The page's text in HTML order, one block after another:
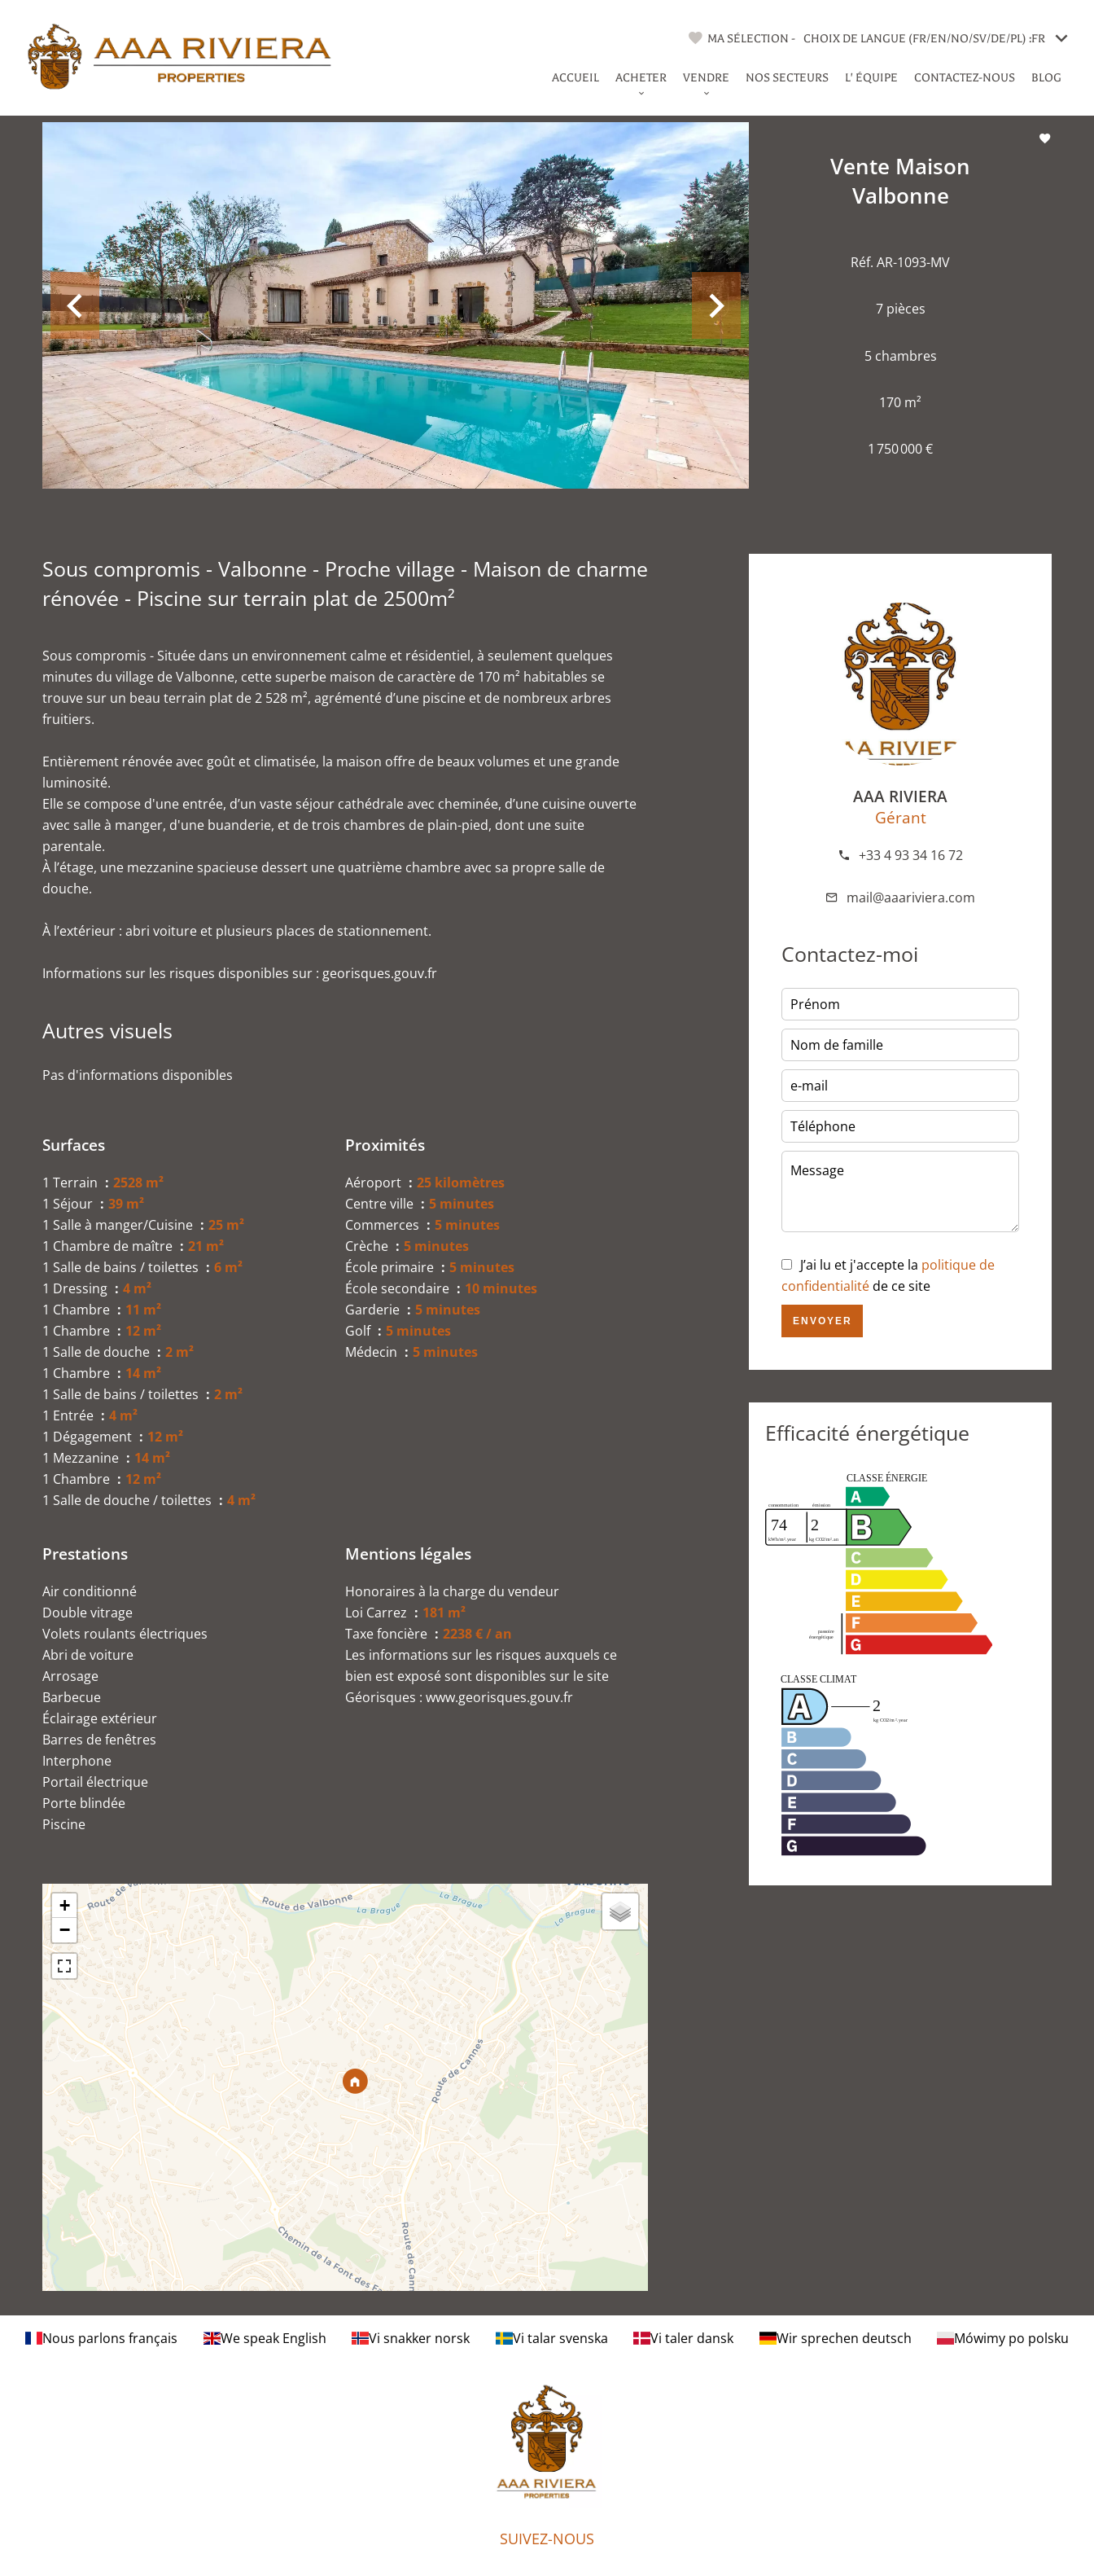
MA SÉLECTION - CHOIX DE LANGUE (FR/EN/NO/SV/DE/PL) :FR
ACCUEIL ACHETER VENDRE NOS SECTEURS L' ÉQUIPE CONTACTEZ-NOUS BLOG
Vente Maison
Valbonne
Réf. AR-1093-MV
7 pièces
5 chambres
170 m²
1 750 000 €
Sous compromis - Valbonne - Proche village - Maison de charme
rénovée - Piscine sur terrain plat de 2500m²
Sous compromis - Située dans un environnement calme et résidentiel, à seulement quelques
minutes du village de Valbonne, cette superbe maison de caractère de 170 m² habitables se
trouve sur un beau terrain plat de 2 528 m², agrémenté d’une piscine et de nombreux arbres
fruitiers.
Entièrement rénovée avec goût et climatisée, la maison offre de beaux volumes et une grande
luminosité.
Elle se compose d'une entrée, d’un vaste séjour cathédrale avec cheminée, d’une cuisine ouverte
avec salle à manger, d'une buanderie, et de trois chambres de plain-pied, dont une suite
parentale.
À l’étage, une mezzanine spacieuse dessert une quatrième chambre avec sa propre salle de
douche.
À l’extérieur : abri voiture et plusieurs places de stationnement.
Informations sur les risques disponibles sur : georisques.gouv.fr
Autres visuels
Pas d'informations disponibles
Surfaces
1 Terrain
2528 m²
1 Séjour
39 m²
1 Salle à manger/Cuisine
25 m²
1 Chambre de maître
21 m²
1 Salle de bains / toilettes
6 m²
1 Dressing
4 m²
1 Chambre
11 m²
1 Chambre
12 m²
1 Salle de douche
2 m²
1 Chambre
14 m²
1 Salle de bains / toilettes
2 m²
1 Entrée
4 m²
1 Dégagement
12 m²
1 Mezzanine
14 m²
1 Chambre
12 m²
1 Salle de douche / toilettes
4 m²
Proximités
Aéroport
25 kilomètres
Centre ville
5 minutes
Commerces
5 minutes
Crèche
5 minutes
École primaire
5 minutes
École secondaire
10 minutes
Garderie
5 minutes
Golf
5 minutes
Médecin
5 minutes
Prestations
Air conditionné
Double vitrage
Volets roulants électriques
Abri de voiture
Arrosage
Barbecue
Éclairage extérieur
Barres de fenêtres
Interphone
Portail électrique
Porte blindée
Piscine
Mentions légales
Honoraires à la charge du vendeur
Loi Carrez
181 m²
Taxe foncière
2238 € / an
Les informations sur les risques auxquels ce
bien est exposé sont disponibles sur le site
Géorisques : www.georisques.gouv.fr
+
−
AAA RIVIERA
Gérant
+33 4 93 34 16 72
mail@aaariviera.com
Contactez-moi
J’ai lu et j'accepte la politique de
confidentialitéde ce site
ENVOYER
Efficacité énergétique
Nous parlons français We speak English Vi snakker norsk Vi talar svenska Vi taler dansk Wir sprechen deutsch Mówimy po polsku
SUIVEZ-NOUS